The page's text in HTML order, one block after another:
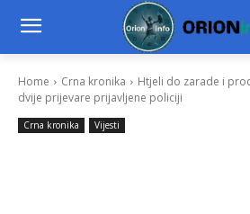
Home Crna kronika
Htjeli do zarade i
dvije prijevare prijavljene policiji
Crna kronika Vijesti